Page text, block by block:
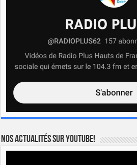
Nos actualités sur YOUTUBE!